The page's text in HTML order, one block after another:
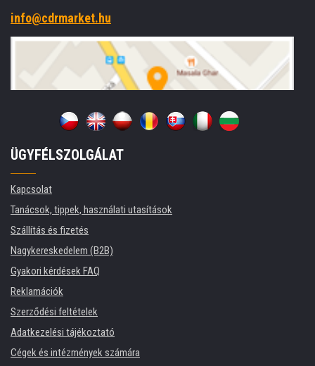
info@cdrmarket.hu
ÜGYFÉLSZOLGÁLAT
Kapcsolat
Tanácsok, tippek, használati utasítások
Szállítás és fizetés
Nagykereskedelem (B2B)
Gyakori kérdések FAQ
Reklamációk
Szerződési feltételek
Adatkezelési tájékoztató
Cégek és intézmények számára